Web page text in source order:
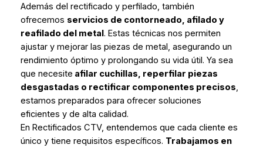
Además del rectificado y perfilado, también
ofrecemos servicios de contorneado, afilado y
reafilado del metal. Estas técnicas nos permiten
ajustar y mejorar las piezas de metal, asegurando un
rendimiento óptimo y prolongando su vida útil. Ya sea
que necesite afilar cuchillas, reperfilar piezas
desgastadas o rectificar componentes precisos
estamos preparados para ofrecer soluciones
eficientes y de alta calidad.
En Rectificados CTV, entendemos que cada cliente es
único y tiene requisitos específicos. Trabajamos en